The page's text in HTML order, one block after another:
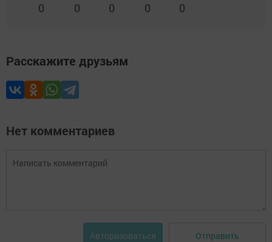
0 0 0 0 0
Расскажите друзьям
Нет комментариев
Авторизоваться Отправить